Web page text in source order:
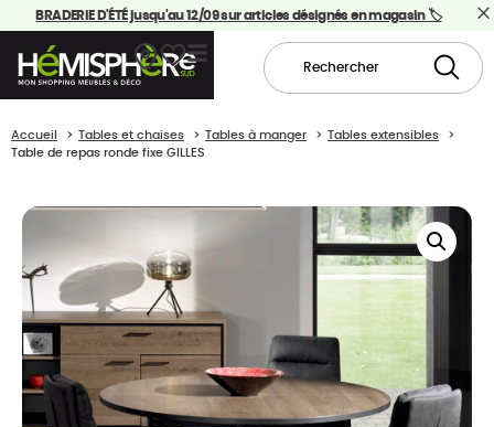
BRADERIE D'ÉTÉ jusqu'au 12/09 sur articles désignés en magasin 🏷️
Accueil Tables et chaises Tables à manger
Tables extensibles
Table de repas ronde fixe GILLES